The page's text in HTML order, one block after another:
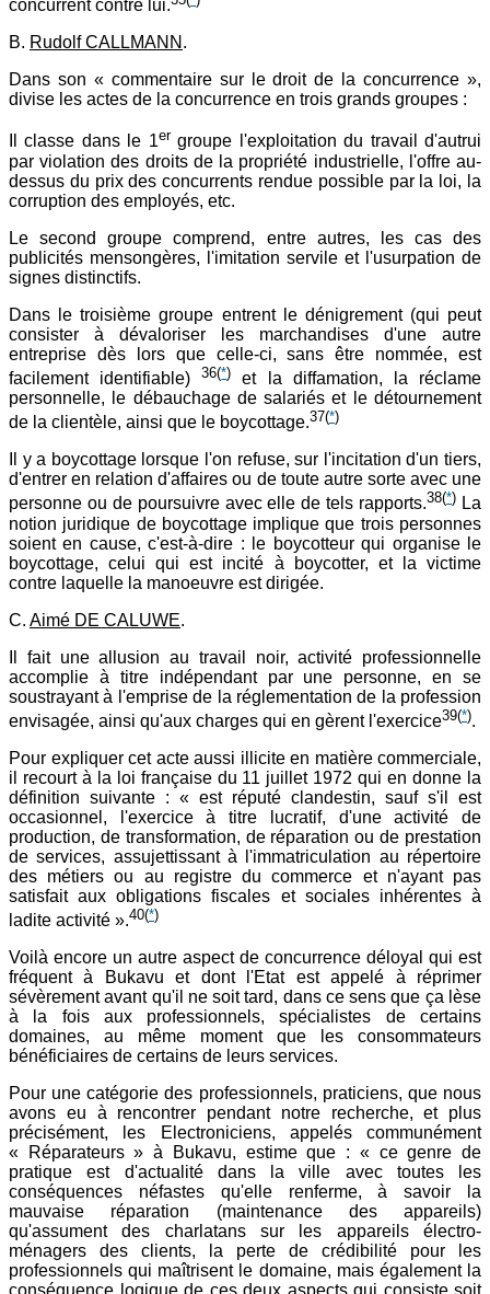
concurrent contre lui.
B. Rudolf CALLMANN .
Dans son « commentaire sur le droit de la concurrence »,
divise les actes de la concurrence en trois grands groupes :
Il classe dans le 1er groupe l'exploitation du travail d'autrui
par violation des droits de la propriété industrielle, l'offre au-
dessus du prix des concurrents rendue possible par la loi, la
corruption des employés, etc.
Le second groupe comprend, entre autres, les cas des
publicités mensongères, l'imitation servile et l'usurpation de
signes distinctifs.
Dans le troisième groupe entrent le dénigrement (qui peut
consister à dévaloriser les marchandises d'une autre
entreprise dès lors que celle-ci, sans être nommée, est
facilement identifiable) 36(*) et la diffamation, la réclame
personnelle, le débauchage de salariés et le détournement
de la clientèle, ainsi que le boycottage.37(*)
Il y a boycottage lorsque l'on refuse, sur l'incitation d'un tiers,
d'entrer en relation d'affaires ou de toute autre sorte avec une
personne ou de poursuivre avec elle de tels rapports.38(*) La
notion juridique de boycottage implique que trois personnes
soient en cause, c'est-à-dire : le boycotteur qui organise le
boycottage, celui qui est incité à boycotter, et la victime
contre laquelle la manoeuvre est dirigée.
C. Aimé DE CALUWE.
Il fait une allusion au travail noir, activité professionnelle
accomplie à titre indépendant par une personne, en se
soustrayant à l'emprise de la réglementation de la profession
envisagée, ainsi qu'aux charges qui en gèrent l'exercice39(*).
Pour expliquer cet acte aussi illicite en matière commerciale,
il recourt à la loi française du 11 juillet 1972 qui en donne la
définition suivante : « est réputé clandestin, sauf s'il est
occasionnel, l'exercice à titre lucratif, d'une activité de
production, de transformation, de réparation ou de prestation
de services, assujettissant à l'immatriculation au répertoire
des métiers ou au registre du commerce et n'ayant pas
satisfait aux obligations fiscales et sociales inhérentes à
ladite activité ».40(*)
Voilà encore un autre aspect de concurrence déloyal qui est
fréquent à Bukavu et dont l'Etat est appelé à réprimer
sévèrement avant qu'il ne soit tard, dans ce sens que ça lèse
à la fois aux professionnels, spécialistes de certains
domaines, au même moment que les consommateurs
bénéficiaires de certains de leurs services.
Pour une catégorie des professionnels, praticiens, que nous
avons eu à rencontrer pendant notre recherche, et plus
précisément, les Electroniciens, appelés communément
« Réparateurs » à Bukavu, estime que : « ce genre de
pratique est d'actualité dans la ville avec toutes les
conséquences néfastes qu'elle renferme, à savoir la
mauvaise réparation (maintenance des appareils)
qu'assument des charlatans sur les appareils électro-
ménagers des clients, la perte de crédibilité pour les
professionnels qui maîtrisent le domaine, mais également la